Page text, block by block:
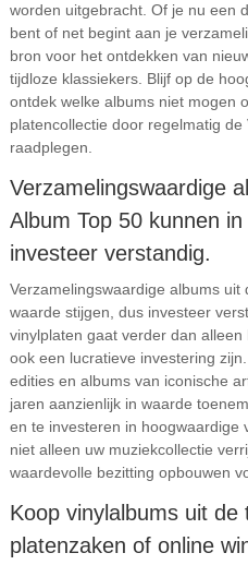
worden uitgebracht. Of je nu een
bent of net begint aan je
bron voor het ontdekken van
tijdloze klassiekers. Blijf op de
ontdek welke albums niet mogen
platencollectie door regelmatig de
raadplegen.
Verzamelingswaardige
Album Top 50 kunnen
investeer verstandig.
Verzamelingswaardige albums uit
waarde stijgen, dus investeer
vinylplaten gaat verder dan
ook een lucratieve investering
edities en albums van iconische
jaren aanzienlijk in waarde
en te investeren in hoogwaardige
niet alleen uw muziekcollectie
waardevolle bezitting opbouwen
Koop vinylalbums uit
platenzaken of online